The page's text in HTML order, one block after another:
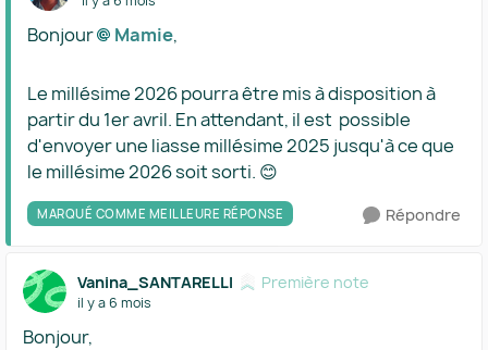
Bonjour Mamie​,
Le millésime 2026 pourra être mis à disposition à
partir du 1er avril. En attendant, il est possible
d'envoyer une liasse millésime 2025 jusqu'à ce que
le millésime 2026 soit sorti. 😊
MARQUÉ COMME MEILLEURE RÉPONSE Répondre
Vanina_SANTARELLI Première note
il y a 6 mois
Bonjour,